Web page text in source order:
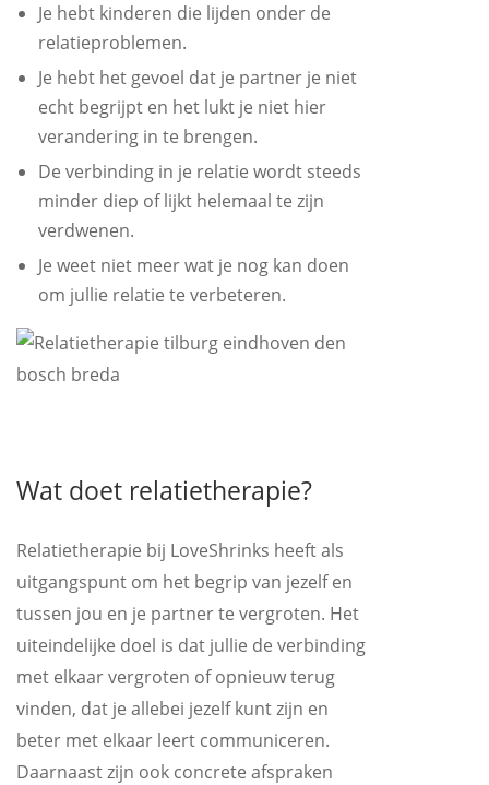
Je hebt kinderen die lijden onder de
relatieproblemen.
Je hebt het gevoel dat je partner je niet
echt begrijpt en het lukt je niet hier
verandering in te brengen.
De verbinding in je relatie wordt steeds
minder diep of lijkt helemaal te zijn
verdwenen.
Je weet niet meer wat je nog kan doen
om jullie relatie te verbeteren.
Wat doet relatietherapie?
Relatietherapie bij LoveShrinks heeft als
uitgangspunt om het begrip van jezelf en
tussen jou en je partner te vergroten. Het
uiteindelijke doel is dat jullie de verbinding
met elkaar vergroten of opnieuw terug
vinden, dat je allebei jezelf kunt zijn en
beter met elkaar leert communiceren.
Daarnaast zijn ook concrete afspraken